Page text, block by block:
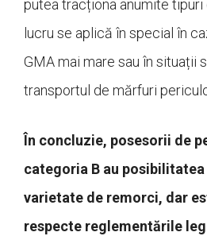
putea tracționa anumite
lucru se aplică în special în
GMA mai mare sau în situații
transportul de mărfuri
În concluzie, posesorii de
categoria B au
varietate de remorci, dar
respecte reglementările